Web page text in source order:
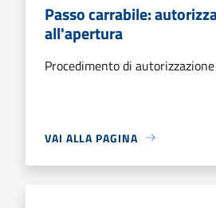
Passo carrabile:
all'apertura
Procedimento di
VAI ALLA PAGINA